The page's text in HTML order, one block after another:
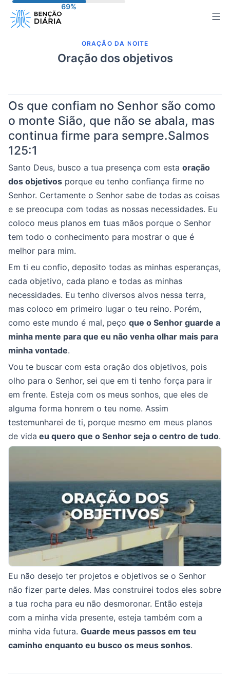
para
ORAÇÃO DA NOITE
Oração dos objetivos
Os que confiam no Senhor são como
o monte Sião, que não se abala, mas
continua firme para sempre.Salmos
125:1
Santo Deus, busco a tua presença com esta oração
dos objetivos porque eu tenho confiança firme no
Senhor. Certamente o Senhor sabe de todas as coisas
e se preocupa com todas as nossas necessidades. Eu
coloco meus planos em tuas mãos porque o Senhor
tem todo o conhecimento para mostrar o que é
melhor para mim.
Em ti eu confio, deposito todas as minhas esperanças,
cada objetivo, cada plano e todas as minhas
necessidades. Eu tenho diversos alvos nessa terra,
mas coloco em primeiro lugar o teu reino. Porém,
como este mundo é mal, peço que o Senhor guarde a
minha mente para que eu não venha olhar mais para
minha vontade.
Vou te buscar com esta oração dos objetivos, pois
olho para o Senhor, sei que em ti tenho força para ir
em frente. Esteja com os meus sonhos, que eles de
alguma forma honrem o teu nome. Assim
testemunharei de ti, porque mesmo em meus planos
de vida eu quero que o Senhor seja o centro de tudo.
Eu não desejo ter projetos e objetivos se o Senhor
não fizer parte deles. Mas construirei todos eles sobre
a tua rocha para eu não desmoronar. Então esteja
com a minha vida presente, esteja também com a
minha vida futura. Guarde meus passos em teu
caminho enquanto eu busco os meus sonhos.